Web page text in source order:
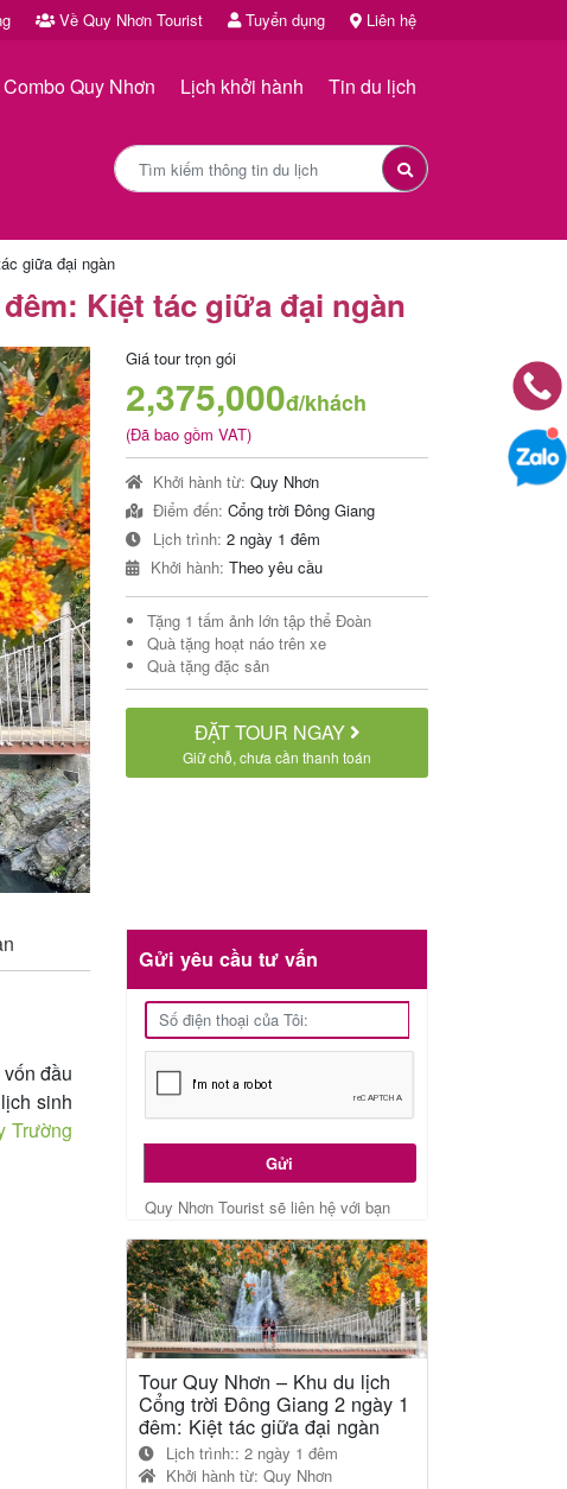
Về Quy Nhơn Tourist Tuyển dụng Liên hệ
Combo Quy Nhơn Lịch khởi hành Tin du lịch
giữa đại ngàn
Kiệt tác giữa đại ngàn
Next
Giá tour trọn gói
2,375,000đ/khách
(Đã bao gồm VAT)
Khởi hành từ: Quy Nhơn
Điểm đến: Cổng trời Đông Giang
Lịch trình: 2 ngày 1 đêm
Khởi hành: Theo yêu cầu
Tặng 1 tấm ảnh lớn tập thể Đoàn
Quà tặng hoạt náo trên xe
Quà tặng đặc sản
ĐẶT TOUR NGAY
Giữ chỗ, chưa cần thanh toán
đầu
sinh
Trường
Gửi yêu cầu tư vấn
Gửi
Quy Nhơn Tourist sẽ liên hệ với bạn
Tour Quy Nhơn – Khu du lịch
Cổng trời Đông Giang 2 ngày 1
đêm: Kiệt tác giữa đại ngàn
Lịch trình:: 2 ngày 1 đêm
Khởi hành từ: Quy Nhơn